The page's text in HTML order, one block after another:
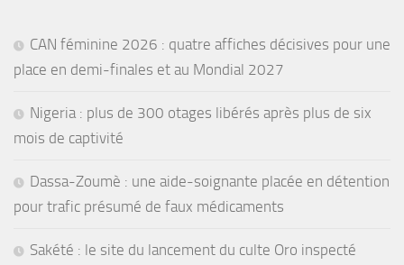
CAN féminine 2026 : quatre affiches décisives pour une
place en demi-finales et au Mondial 2027
Nigeria : plus de 300 otages libérés après plus de six
mois de captivité
Dassa-Zoumè : une aide-soignante placée en détention
pour trafic présumé de faux médicaments
Sakété : le site du lancement du culte Oro inspecté